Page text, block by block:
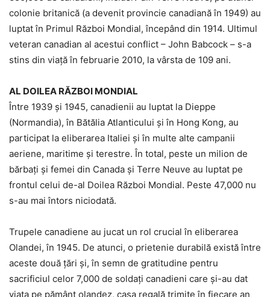
colonie britanică (a devenit provincie canadiană în 1949) au
luptat în Primul Război Mondial, începând din 1914. Ultimul
veteran canadian al acestui conflict – John Babcock – s-a
stins din viață în februarie 2010, la vârsta de 109 ani.
AL DOILEA RĂZBOI MONDIAL
Între 1939 și 1945, canadienii au luptat la Dieppe
(Normandia), în Bătălia Atlanticului și în Hong Kong, au
participat la eliberarea Italiei și în multe alte campanii
aeriene, maritime și terestre. În total, peste un milion de
bărbați și femei din Canada și Terre Neuve au luptat pe
frontul celui de-al Doilea Război Mondial. Peste 47,000 nu
s-au mai întors niciodată.
Trupele canadiene au jucat un rol crucial în eliberarea
Olandei, în 1945. De atunci, o prietenie durabilă există între
aceste două țări și, în semn de gratitudine pentru
sacrificiul celor 7,000 de soldați canadieni care și-au dat
viața pe pământ olandez, casa regală trimite în fiecare an